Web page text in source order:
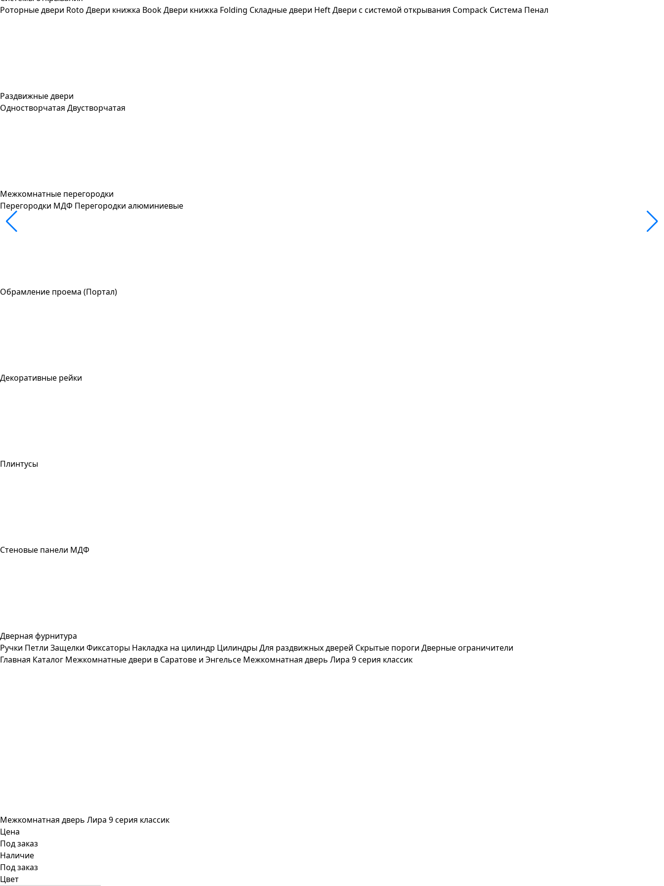
Роторные двери Roto Двери книжка BookДвери книжка Folding Складные двери HeftДвери с системой открывания Compack Система Пенал
Раздвижные двери
Одностворчатая Двустворчатая
Межкомнатные перегородки
Перегородки МДФ Перегородки алюминиевые
Обрамление проема (Портал)
Декоративные рейки
Плинтусы
Стеновые панели МДФ
Дверная фурнитура
Ручки Петли Защелки Фиксаторы Накладка на цилиндр ЦилиндрыДля раздвижных дверей Скрытые пороги Дверные ограничители
Главная Каталог Межкомнатные двери в Саратове и Энгельсе Межкомнатная дверь Лира 9 серия классик
Межкомнатная дверь Лира 9 серия классик
Цена
Под заказ
Наличие
Под заказ
Цвет